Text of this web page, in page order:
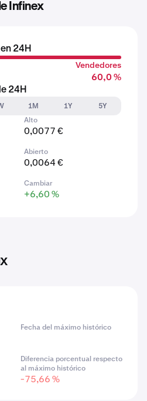
Infinex
24H
Vendedores
60,0 %
24H
1M 1Y
5Y
Alto
0,0077 €
Abierto
0,0064 €
Cambiar
+6,60 %
Fecha del máximo histórico
Diferencia porcentual respecto
al máximo histórico
-75,66 %